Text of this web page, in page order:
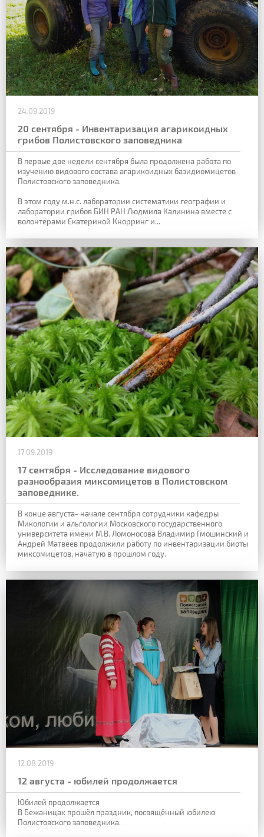
24.09.2019
20 сентября - Инвентаризация агарикоидных
грибов Полистовского заповедника
В первые две недели сентября была продолжена работа по
изучению видового состава агарикоидных базидиомицетов
Полистовского заповедника.
В этом году м.н.с. лаборатории систематики географии и
лаборатории грибов БИН РАН Людмила Калинина вместе с
волонтёрами Екатериной Кнорринг и...
17.09.2019
17 сентября - Исследование видового
разнообразия миксомицетов в Полистовском
заповеднике.
В конце августа- начале сентября сотрудники кафедры
Микологии и альгологии Московского государственного
университета имени М.В. Ломоносова Владимир Гмошинский и
Андрей Матвеев продолжили работу по инвентаризации биоты
миксомицетов, начатую в прошлом году.
12.08.2019
12 августа - юбилей продолжается
Юбилей продолжается
В Бежаницах прошёл праздник, посвящённый юбилею
Полистовского заповедника.